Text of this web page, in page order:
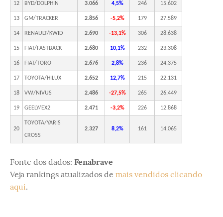
12 BYD/DOLPHIN 3.066 4,5% 246 15.602
13 GM/TRACKER 2.856 -5,2% 179 27.589
14 RENAULT/KWID 2.690 -13,1% 306 28.638
15 FIAT/FASTBACK 2.680 10,1% 232 23.308
16 FIAT/TORO 2.676 2,8% 236 24.375
17 TOYOTA/HILUX 2.652 12,7% 215 22.131
18 VW/NIVUS 2.486 -27,5% 265 26.449
19 GEELY/EX2 2.471 -3,2% 226 12.868
20
TOYOTA/YARIS
CROSS
2.327 8,2% 161 14.065
Fonte dos dados: Fenabrave
Veja rankings atualizados de mais vendidos clicando
aqui.